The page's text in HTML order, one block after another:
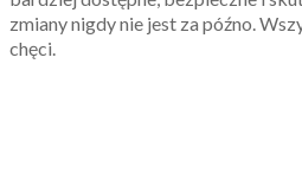
zmiany nigdy nie jest za późno.
chęci.